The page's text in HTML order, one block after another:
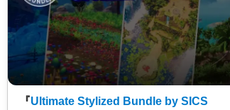
『Ultimate Stylized Bundle by SICS